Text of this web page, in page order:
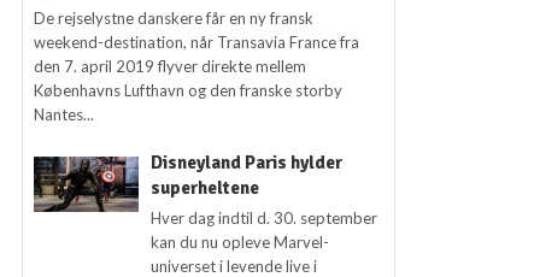
De rejselystne danskere får en ny fransk
weekend-destination, når Transavia France fra
den 7. april 2019 flyver direkte mellem
Københavns Lufthavn og den franske storby
Nantes...
Disneyland Paris hylder
superheltene
Hver dag indtil d. 30. september
kan du nu opleve Marvel-
universet i levende live i